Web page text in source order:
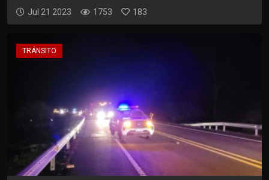
Jul 21 2023 1753 183
TRÁNSITO